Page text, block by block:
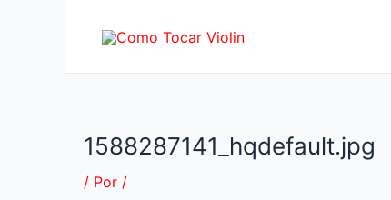
1588287141_hqdefault.jpg
/ Por /